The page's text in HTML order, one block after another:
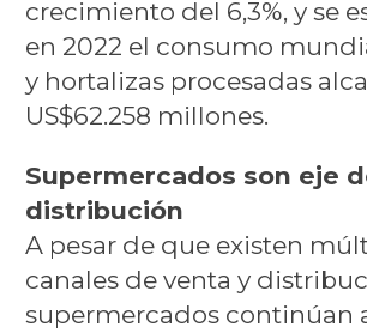
crecimiento del 6,3%, y se
en 2022 el consumo
y hortalizas procesadas
US$62.258 millones.
Supermercados son eje
distribución
A pesar de que existen
canales de venta y
supermercados continúan